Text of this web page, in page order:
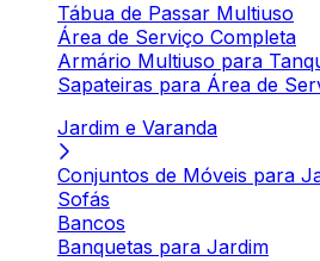
Tábua de Passar Multiuso
Área de Serviço Completa
Armário Multiuso para
Sapateiras para Área de
Jardim e Varanda
Conjuntos de Móveis para
Sofás
Bancos
Banquetas para Jardim